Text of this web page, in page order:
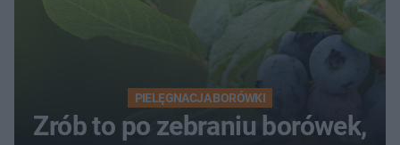
PIELĘGNACJA BORÓWKI
Zrób to po zebraniu borówek,